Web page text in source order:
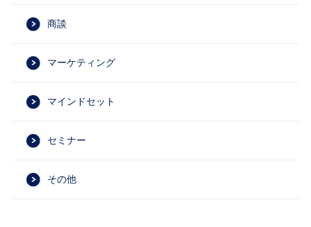
商談
マーケティング
マインドセット
セミナー
その他